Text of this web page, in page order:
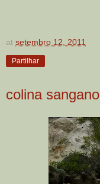
at setembro 12, 2011
Partilhar
colina sangano